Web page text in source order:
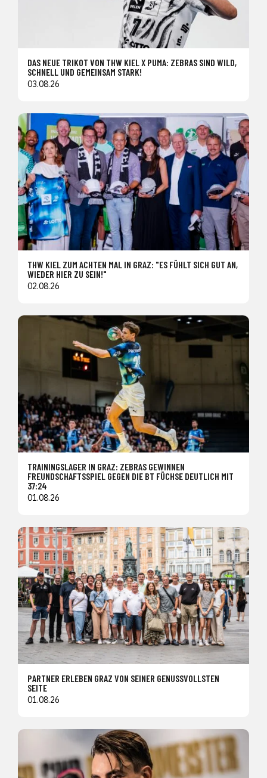
DAS NEUE TRIKOT VON THW KIEL X PUMA: ZEBRAS SIND WILD,
SCHNELL UND GEMEINSAM STARK!
03.08.26
THW KIEL ZUM ACHTEN MAL IN GRAZ: "ES FÜHLT SICH GUT AN,
WIEDER HIER ZU SEIN!"
02.08.26
TRAININGSLAGER IN GRAZ: ZEBRAS GEWINNEN
FREUNDSCHAFTSSPIEL GEGEN DIE BT FÜCHSE DEUTLICH MIT
37:24
01.08.26
PARTNER ERLEBEN GRAZ VON SEINER GENUSSVOLLSTEN
SEITE
01.08.26